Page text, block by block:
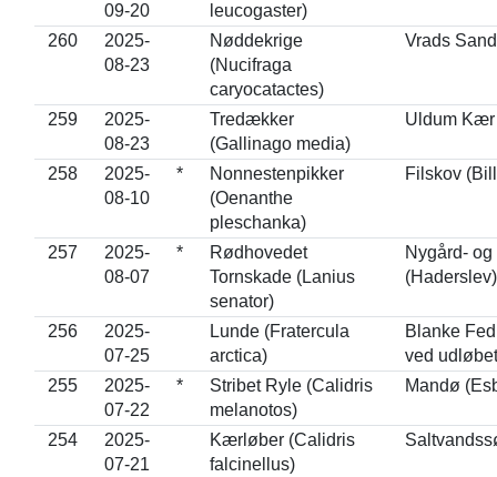
09-20
leucogaster)
260
2025-
08-23
Nøddekrige
(Nucifraga
caryocatactes)
Vrads
259
2025-
08-23
Tredækker
(Gallinago media)
Uldum Kær
258
2025-
08-10
*
Nonnestenpikker
(Oenanthe
pleschanka)
Filskov
257
2025-
08-07
*
Rødhovedet
Tornskade (Lanius
senator)
Nygård-
(Haderslev)
256
2025-
07-25
Lunde (Fratercula
arctica)
Blanke
ved
255
2025-
07-22
*
Stribet Ryle (Calidris
melanotos)
Mandø
254
2025-
07-21
Kærløber (Calidris
falcinellus)